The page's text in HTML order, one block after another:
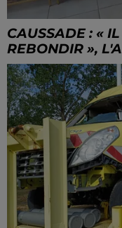
CAUSSADE : «
REBONDIR »,